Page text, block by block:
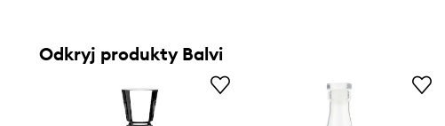
Odkryj produkty Balvi